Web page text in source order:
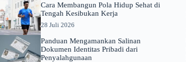
Cara Membangun Pola Hidup Sehat di
Tengah Kesibukan Kerja
28 Juli 2026
Panduan Mengamankan Salinan
Dokumen Identitas Pribadi dari
Penyalahgunaan